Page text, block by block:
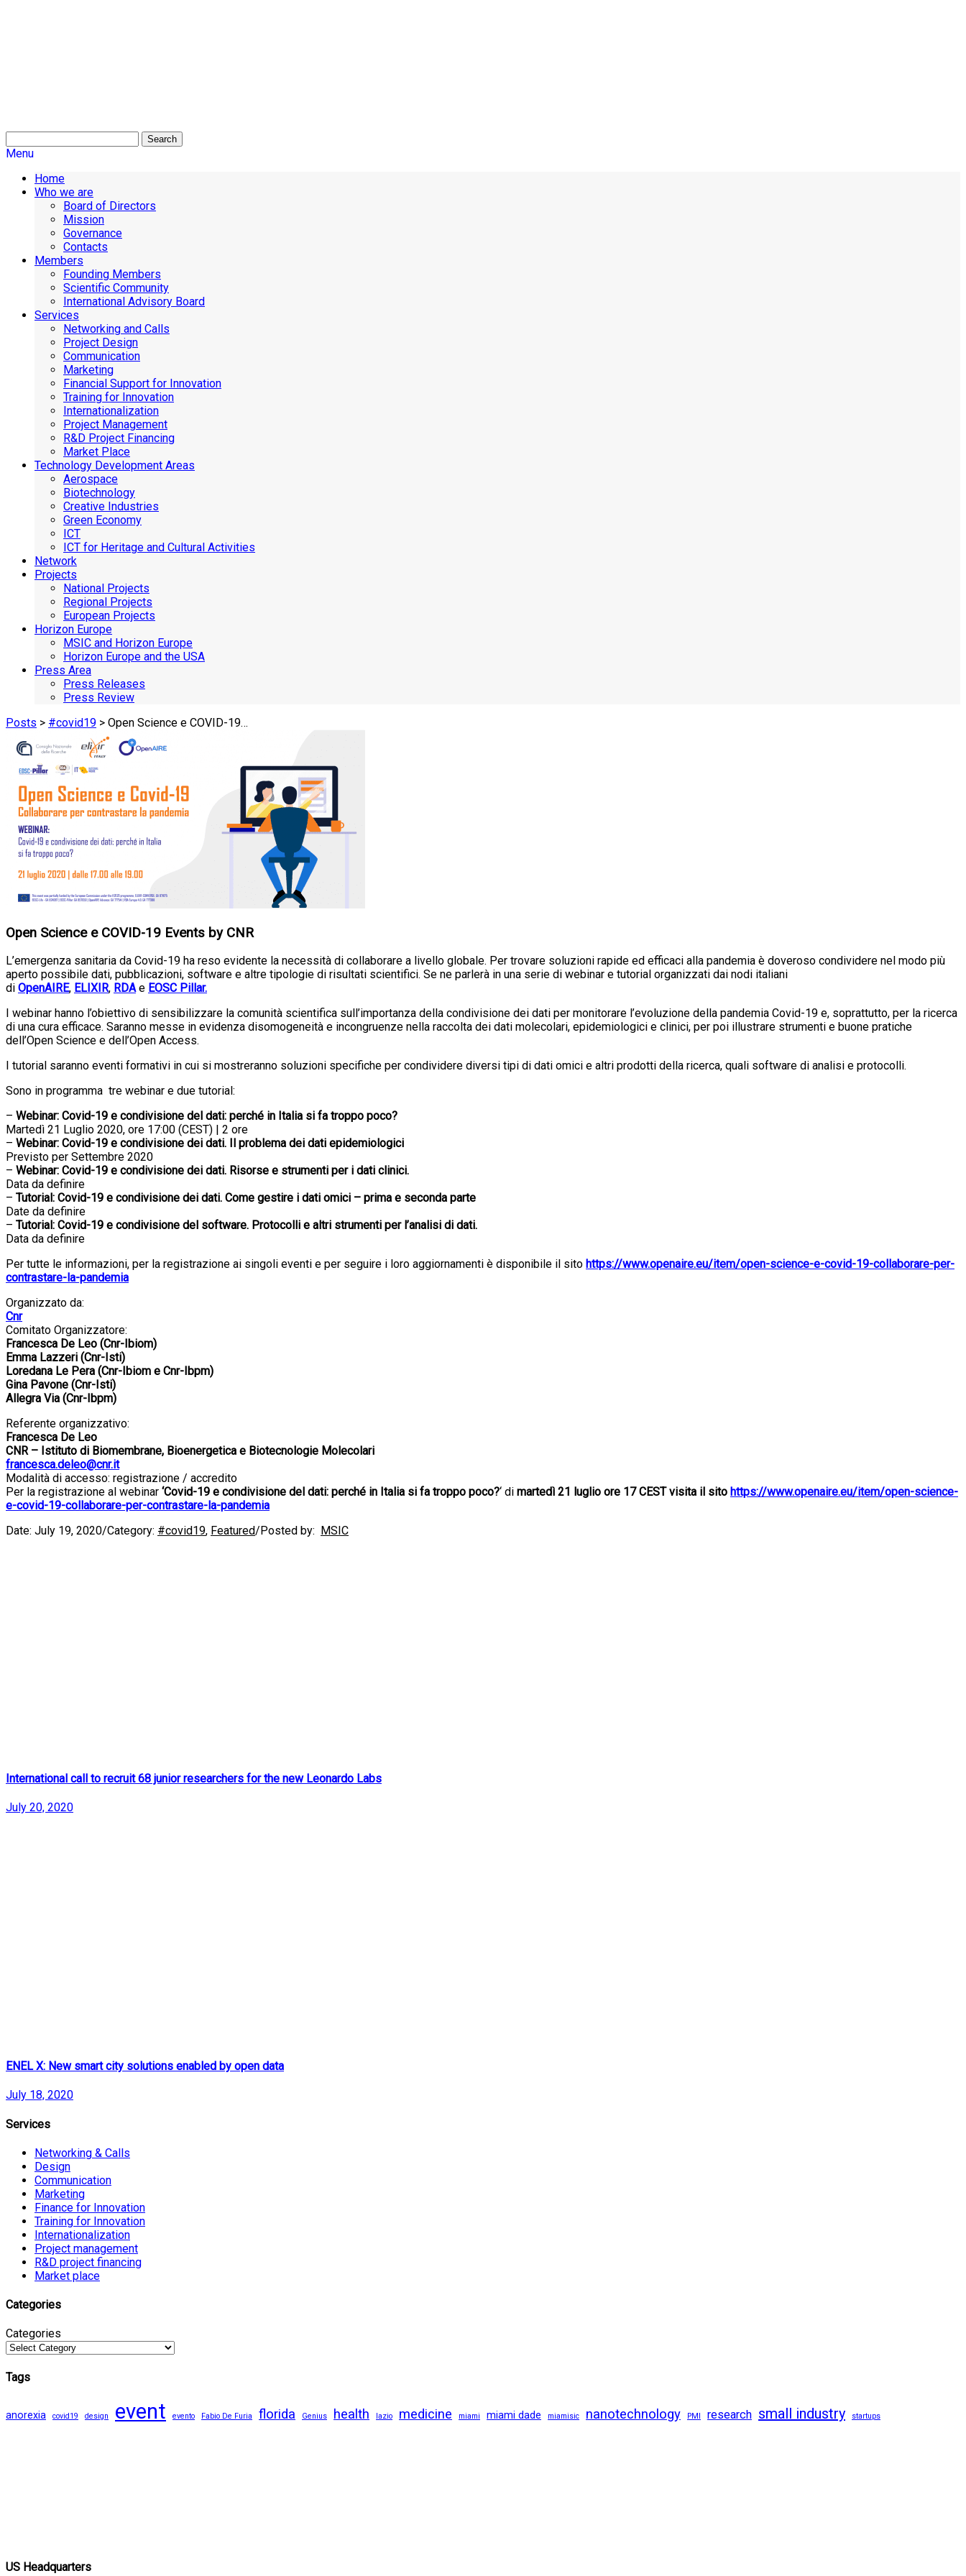
Search
Menu
Home
Who we are
Board of Directors
Mission
Governance
Contacts
Members
Founding Members
Scientific Community
International Advisory Board
Services
Networking and Calls
Project Design
Communication
Marketing
Financial Support for Innovation
Training for Innovation
Internationalization
Project Management
R&D Project Financing
Market Place
Technology Development Areas
Aerospace
Biotechnology
Creative Industries
Green Economy
ICT
ICT for Heritage and Cultural Activities
Network
Projects
National Projects
Regional Projects
European Projects
Horizon Europe
MSIC and Horizon Europe
Horizon Europe and the USA
Press Area
Press Releases
Press Review
Posts > #covid19 > Open Science e COVID-19…
Open Science e COVID-19 Events by CNR
L’emergenza sanitaria da Covid-19 ha reso evidente la necessità di collaborare a livello globale. Per trovare soluzioni rapide ed efficaci alla pandemia è doveroso condividere nel modo più
aperto possibile dati, pubblicazioni, software e altre tipologie di risultati scientifici. Se ne parlerà in una serie di webinar e tutorial organizzati dai nodi italiani
di OpenAIRE, ELIXIR, RDA e EOSC Pillar.
I webinar hanno l’obiettivo di sensibilizzare la comunità scientifica sull’importanza della condivisione dei dati per monitorare l’evoluzione della pandemia Covid-19 e, soprattutto, per la ricerca
di una cura efficace. Saranno messe in evidenza disomogeneità e incongruenze nella raccolta dei dati molecolari, epidemiologici e clinici, per poi illustrare strumenti e buone pratiche
dell’Open Science e dell’Open Access.
I tutorial saranno eventi formativi in cui si mostreranno soluzioni specifiche per condividere diversi tipi di dati omici e altri prodotti della ricerca, quali software di analisi e protocolli.
Sono in programma tre webinar e due tutorial:
– Webinar: Covid-19 e condivisione del dati: perché in Italia si fa troppo poco?
Martedì 21 Luglio 2020, ore 17:00 (CEST) | 2 ore
– Webinar: Covid-19 e condivisione dei dati. Il problema dei dati epidemiologici
Previsto per Settembre 2020
– Webinar: Covid-19 e condivisione dei dati. Risorse e strumenti per i dati clinici.
Data da definire
– Tutorial: Covid-19 e condivisione dei dati. Come gestire i dati omici – prima e seconda parte
Date da definire
– Tutorial: Covid-19 e condivisione del software. Protocolli e altri strumenti per l’analisi di dati.
Data da definire
Per tutte le informazioni, per la registrazione ai singoli eventi e per seguire i loro aggiornamenti è disponibile il sito https://www.openaire.eu/item/open-science-e-covid-19-collaborare-per-
contrastare-la-pandemia
Organizzato da:
Cnr
Comitato Organizzatore:
Francesca De Leo (Cnr-Ibiom)
Emma Lazzeri (Cnr-Isti)
Loredana Le Pera (Cnr-Ibiom e Cnr-Ibpm)
Gina Pavone (Cnr-Isti)
Allegra Via (Cnr-Ibpm)
Referente organizzativo:
Francesca De Leo
CNR – Istituto di Biomembrane, Bioenergetica e Biotecnologie Molecolari
francesca.deleo@cnr.it
Modalità di accesso: registrazione / accredito
Per la registrazione al webinar ‘Covid-19 e condivisione del dati: perché in Italia si fa troppo poco?‘ di martedì 21 luglio ore 17 CEST visita il sito https://www.openaire.eu/item/open-science-
e-covid-19-collaborare-per-contrastare-la-pandemia
Date: July 19, 2020/Category: #covid19, Featured/ Posted by: MSIC
International call to recruit 68 junior researchers for the new Leonardo Labs
July 20, 2020
ENEL X: New smart city solutions enabled by open data
July 18, 2020
Services
Networking & Calls
Design
Communication
Marketing
Finance for Innovation
Training for Innovation
Internationalization
Project management
R&D project financing
Market place
Categories
Categories
Tags
anorexia covid19 design event evento Fabio De Furia florida Genius health lazio medicine miami miami dade miamisic nanotechnology PMI research small industry startups
US Headquarters